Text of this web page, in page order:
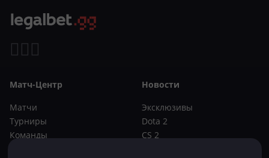
Матч-Центр
Матчи
Турниры
Команды
Новости
Эксклюзивы
Dota 2
CS 2